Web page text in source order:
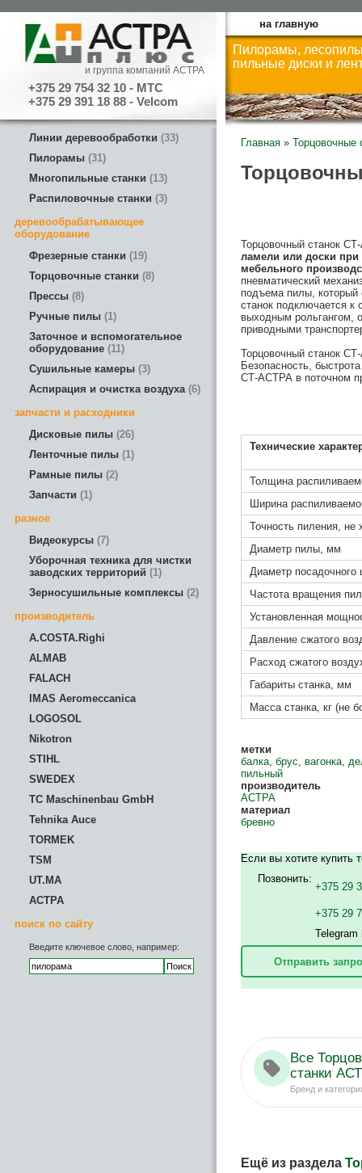
и группа компаний АСТРА
+375 29 754 32 10 - МТС
+375 29 391 18 88 - Velcom
на главную
Пилорамы,
пильные диски и
Линии деревообработки 33
Пилорамы 31
Многопильные станки
13
Распиловочные станки 3
деревообрабатывающее
оборудование
Фрезерные станки
19
Торцовочные станки 8
Прессы 8
Ручные пилы 1
Заточное и вспомогательное
оборудование 11
Сушильные камеры 3
Аспирация и очистка воздуха 6
запчасти и расходники
Дисковые пилы 26
Ленточные пилы 1
Рамные пилы 2
Запчасти
1
разное
Видеокурсы 7
Уборочная техника для чистки
заводских территорий
1
Зерносушильные комплексы 2
производитель
A.COSTA.Righi
ALMAB
FALACH
IMAS Aeromeccanica
LOGOSOL
Nikotron
STIHL
SWEDEX
TC Maschinenbau GmbH
Tehnika Auce
TORMEK
TSM
UT.MA
АСТРА
поиск по сайту
Введите ключевое слово, например:
Главная » Торцовочные
Торцовочный станок
ламели или доски при
мебельного
пневматический
подъема пилы, который
станок подключается к
выходным рольгангом,
приводными
Торцовочный станок
Безопасность,
СТ-АСТРА в поточном
Технические
Толщина
Ширина
Точность пиления,
Диаметр пилы, мм
Диаметр
Частота вращения
Установленная
Давление сжатого
Расход сжатого
Габариты станка, мм
Масса станка, кг (не
метки
балка, брус, вагонка,
пильный
производитель
АСТРА
материал
бревно
Если вы хотите
Позвонить:
+375 29
+375 29
Отправить
Все
станки
Бренд и
Ещё из раздела